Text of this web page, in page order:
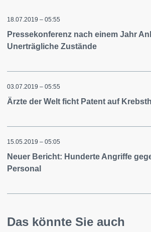
18.07.2019 – 05:55
Pressekonferenz nach einem Jahr
Unerträgliche Zustände
03.07.2019 – 05:55
Ärzte der Welt ficht Patent auf
15.05.2019 – 05:05
Neuer Bericht: Hunderte Angriffe
Personal
Das könnte Sie auch